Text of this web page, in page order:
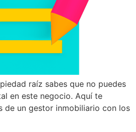
raíz sabes que no puedes
en este negocio. Aquí te
de un gestor inmobiliario con los